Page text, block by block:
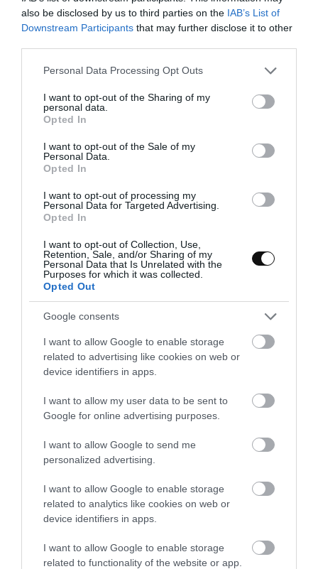
also be disclosed by us to third parties on the IAB’s List of
Downstream Participants that may further disclose it to other
Please note that this website/app uses one or more Google
not limited to your visit or usage behaviour. You may click to
grant or deny consent to Google and its third-party tags to
use your data for below specified purposes in below Google
consent section.
Personal Data Processing Opt Outs
I want to opt-out of the Sharing of my
personal data.
Opted In
I want to opt-out of the Sale of my
Personal Data.
Opted In
I want to opt-out of processing my
Personal Data for Targeted Advertising.
Opted In
I want to opt-out of Collection, Use,
Retention, Sale, and/or Sharing of my
Personal Data that Is Unrelated with the
Purposes for which it was collected.
Opted Out
Google consents
I want to allow Google to enable storage
related to advertising like cookies on web or
device identifiers in apps.
I want to allow my user data to be sent to
Google for online advertising purposes.
I want to allow Google to send me
personalized advertising.
I want to allow Google to enable storage
related to analytics like cookies on web or
device identifiers in apps.
I want to allow Google to enable storage
related to functionality of the website or app.
pasta de miso junto con las hojas de lima kefir
y cocinamos a calor durante30-35 minutosa
calor medio bajo removiendo de vez en
cuando. Mantendremos la sopa con la
tapadera ligeramente puesta.
Retiramos del calor y dejamos reposar durante
10 minutos.
Si lo deseáis, podéis colar la sopa. En mi caso
me gusta servirla directamente. Si el
procesador o batidora que tenéis es potente,
no será necesario.
Repartimos la sopa en cuencos o platos
individuales.
que deseéis.
Decoramos con escarola, cilantro picado,
deshidratados en aceite con romero.
sobre la superficie y servimos.